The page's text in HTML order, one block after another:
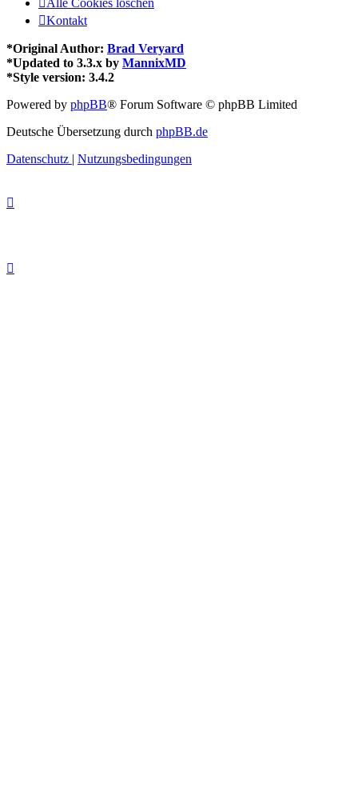
Alle Cookies löschen
Kontakt
*Original Author: Brad Veryard
*Updated to 3.3.x by MannixMD
*Style version: 3.4.2
Powered by phpBB® Forum Software © phpBB Limited
Deutsche Übersetzung durch phpBB.de
Datenschutz
Nutzungsbedingungen